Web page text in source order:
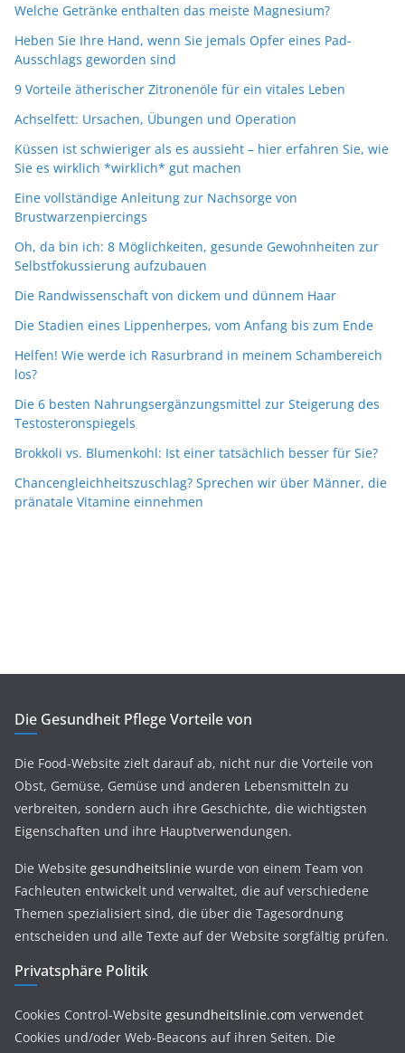
Welche Getränke enthalten das meiste Magnesium?
Heben Sie Ihre Hand, wenn Sie jemals Opfer eines Pad-
Ausschlags geworden sind
9 Vorteile ätherischer Zitronenöle für ein vitales Leben
Achselfett: Ursachen, Übungen und Operation
Küssen ist schwieriger als es aussieht – hier erfahren Sie, wie
Sie es wirklich *wirklich* gut machen
Eine vollständige Anleitung zur Nachsorge von
Brustwarzenpiercings
Oh, da bin ich: 8 Möglichkeiten, gesunde Gewohnheiten zur
Selbstfokussierung aufzubauen
Die Randwissenschaft von dickem und dünnem Haar
Die Stadien eines Lippenherpes, vom Anfang bis zum Ende
Helfen! Wie werde ich Rasurbrand in meinem Schambereich
los?
Die 6 besten Nahrungsergänzungsmittel zur Steigerung des
Testosteronspiegels
Brokkoli vs. Blumenkohl: Ist einer tatsächlich besser für Sie?
Chancengleichheitszuschlag? Sprechen wir über Männer, die
pränatale Vitamine einnehmen
Die Gesundheit Pflege Vorteile von
Die Food-Website zielt darauf ab, nicht nur die Vorteile von
Obst, Gemüse, Gemüse und anderen Lebensmitteln zu
verbreiten, sondern auch ihre Geschichte, die wichtigsten
Eigenschaften und ihre Hauptverwendungen.
Die Website gesundheitslinie wurde von einem Team von
Fachleuten entwickelt und verwaltet, die auf verschiedene
Themen spezialisiert sind, die über die Tagesordnung
entscheiden und alle Texte auf der Website sorgfältig prüfen.
Privatsphäre Politik
Cookies Control-Website gesundheitslinie.com verwendet
Cookies und/oder Web-Beacons auf ihren Seiten. Die